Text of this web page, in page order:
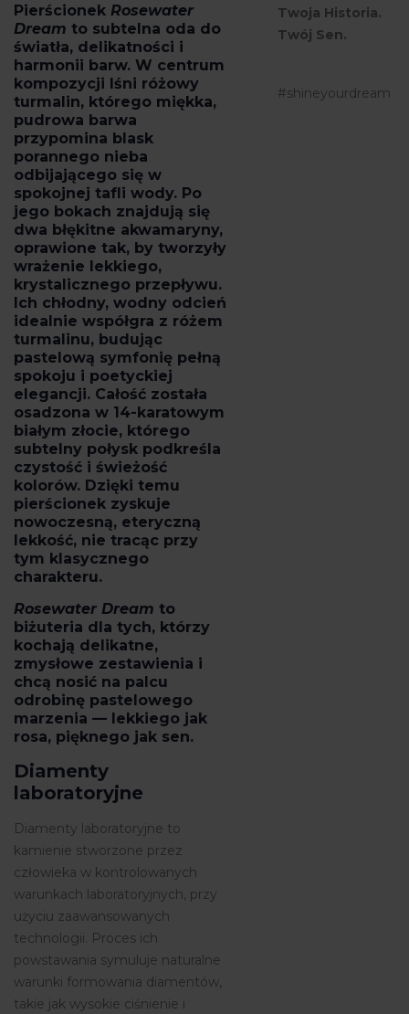
Pierścionek Rosewater
Dream to subtelna oda do
światła, delikatności i
harmonii barw. W centrum
kompozycji lśni różowy
turmalin, którego miękka,
pudrowa barwa
przypomina blask
porannego nieba
odbijającego się w
spokojnej tafli wody. Po
jego bokach znajdują się
dwa błękitne akwamaryny,
oprawione tak, by tworzyły
wrażenie lekkiego,
krystalicznego przepływu.
Ich chłodny, wodny odcień
idealnie współgra z różem
turmalinu, budując
pastelową symfonię pełną
spokoju i poetyckiej
elegancji. Całość została
osadzona w 14-karatowym
białym złocie, którego
subtelny połysk podkreśla
czystość i świeżość
kolorów. Dzięki temu
pierścionek zyskuje
nowoczesną, eteryczną
lekkość, nie tracąc przy
tym klasycznego
charakteru.
Rosewater Dream to
biżuteria dla tych, którzy
kochają delikatne,
zmysłowe zestawienia i
chcą nosić na palcu
odrobinę pastelowego
marzenia — lekkiego jak
rosa, pięknego jak sen.
Diamenty
laboratoryjne
Diamenty laboratoryjne to
kamienie stworzone przez
człowieka w kontrolowanych
warunkach laboratoryjnych, przy
użyciu zaawansowanych
technologii. Proces ich
powstawania symuluje naturalne
warunki formowania diamentów,
takie jak wysokie ciśnienie i
Twoja Historia.
Twój Sen.
#shineyourdream